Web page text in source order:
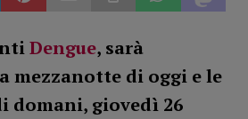
Dengue, sarà
mezzanotte di oggi e le
domani, giovedì 26